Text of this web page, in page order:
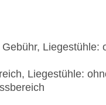
Liegestühle:
Liegestühle: